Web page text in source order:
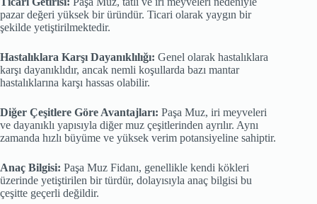
pazar değeri yüksek bir üründür. Ticari olarak yaygın bir
şekilde yetiştirilmektedir.
Hastalıklara Karşı Dayanıklılığı: Genel olarak hastalıklara
karşı dayanıklıdır, ancak nemli koşullarda bazı mantar
hastalıklarına karşı hassas olabilir.
Diğer Çeşitlere Göre Avantajları: Paşa Muz, iri meyveleri
ve dayanıklı yapısıyla diğer muz çeşitlerinden ayrılır. Aynı
zamanda hızlı büyüme ve yüksek verim potansiyeline sahiptir.
Anaç Bilgisi: Paşa Muz Fidanı, genellikle kendi kökleri
üzerinde yetiştirilen bir türdür, dolayısıyla anaç bilgisi bu
çeşitte geçerli değildir.